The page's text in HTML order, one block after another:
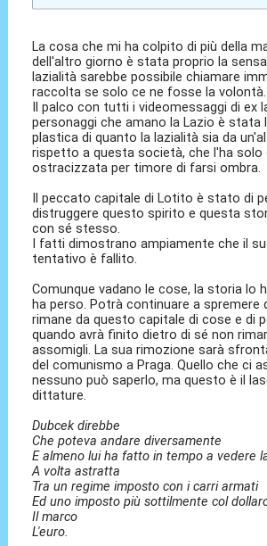
La cosa che mi ha colpito di più della
dell'altro giorno è stata proprio la
lazialità sarebbe possibile chiamare
raccolta se solo ce ne fosse la volontà.
Il palco con tutti i videomessaggi di ex
personaggi che amano la Lazio è stata
plastica di quanto la lazialità sia da
rispetto a questa società, che l'ha solo
ostracizzata per timore di farsi ombra.
Il peccato capitale di Lotito è stato di
distruggere questo spirito e questa
con sé stesso.
I fatti dimostrano ampiamente che il
tentativo è fallito.
Comunque vadano le cose, la storia lo
ha perso. Potrà continuare a spremere
rimane da questo capitale di cose e di
quando avrà finito dietro di sé non
assomigli. La sua rimozione sarà
del comunismo a Praga. Quello che ci
nessuno può saperlo, ma questo è il
dittature.
Dubcek direbbe
Che poteva andare diversamente
E almeno lui ha fatto in tempo a vedere
A volta astratta
Tra un regime imposto con i carri armati
Ed uno imposto più sottilmente col
Il marco
L'euro.